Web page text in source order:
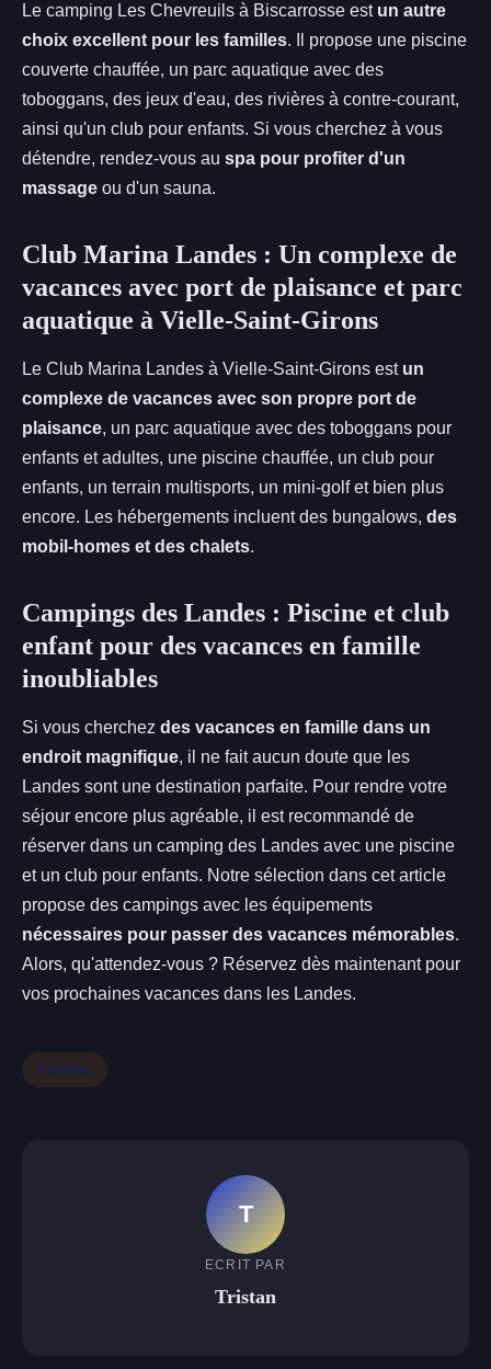
Le camping Les Chevreuils à Biscarrosse est un autre
choix excellent pour les familles. Il propose une piscine
couverte chauffée, un parc aquatique avec des
toboggans, des jeux d'eau, des rivières à contre-courant,
ainsi qu'un club pour enfants. Si vous cherchez à vous
détendre, rendez-vous au spa pour profiter d'un
massage ou d'un sauna.
Club Marina Landes : Un complexe de
vacances avec port de plaisance et parc
aquatique à Vielle-Saint-Girons
Le Club Marina Landes à Vielle-Saint-Girons est un
complexe de vacances avec son propre port de
plaisance, un parc aquatique avec des toboggans pour
enfants et adultes, une piscine chauffée, un club pour
enfants, un terrain multisports, un mini-golf et bien plus
encore. Les hébergements incluent des bungalows, des
mobil-homes et des chalets.
Campings des Landes : Piscine et club
enfant pour des vacances en famille
inoubliables
Si vous cherchez des vacances en famille dans un
endroit magnifique, il ne fait aucun doute que les
Landes sont une destination parfaite. Pour rendre votre
séjour encore plus agréable, il est recommandé de
réserver dans un camping des Landes avec une piscine
et un club pour enfants. Notre sélection dans cet article
propose des campings avec les équipements
nécessaires pour passer des vacances mémorables.
Alors, qu'attendez-vous ? Réservez dès maintenant pour
vos prochaines vacances dans les Landes.
Familles
T
ECRIT PAR
Tristan